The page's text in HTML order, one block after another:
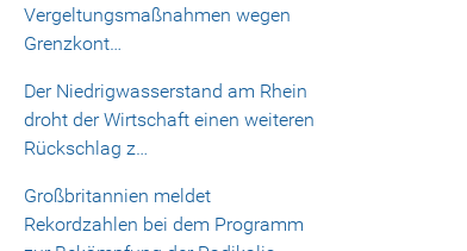
Vergeltungsmaßnahmen wegen
Grenzkont…
Der Niedrigwasserstand am Rhein
droht der Wirtschaft einen weiteren
Rückschlag z…
Großbritannien meldet
Rekordzahlen bei dem Programm